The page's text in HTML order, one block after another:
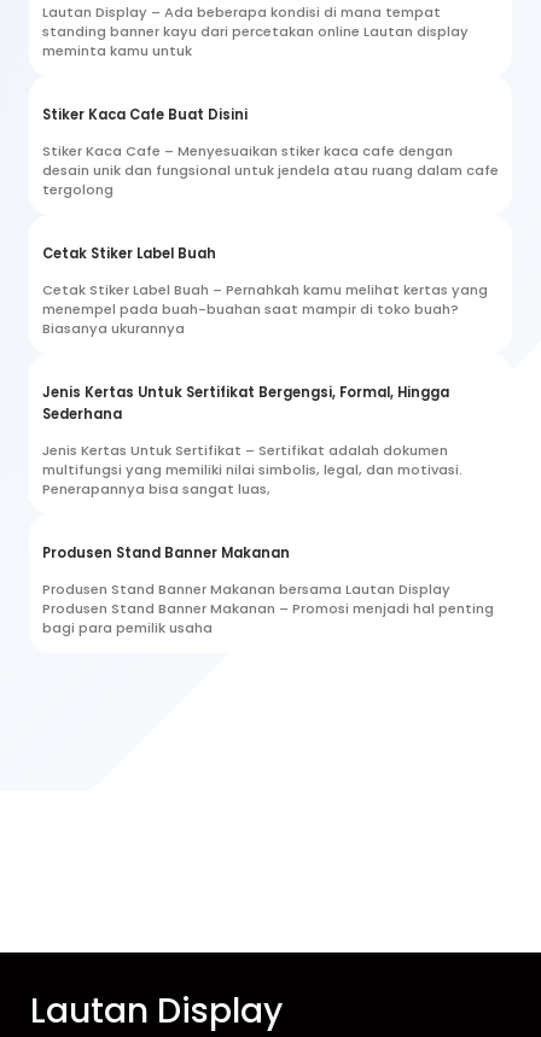
Lautan Display – Ada beberapa kondisi di mana tempat
standing banner kayu dari percetakan online Lautan display
meminta kamu untuk
Stiker Kaca Cafe Buat Disini
Stiker Kaca Cafe – Menyesuaikan stiker kaca cafe dengan
desain unik dan fungsional untuk jendela atau ruang dalam cafe
tergolong
Cetak Stiker Label Buah
Cetak Stiker Label Buah – Pernahkah kamu melihat kertas yang
menempel pada buah-buahan saat mampir di toko buah?
Biasanya ukurannya
Jenis Kertas Untuk Sertifikat Bergengsi, Formal, Hingga
Sederhana
Jenis Kertas Untuk Sertifikat – Sertifikat adalah dokumen
multifungsi yang memiliki nilai simbolis, legal, dan motivasi.
Penerapannya bisa sangat luas,
Produsen Stand Banner Makanan
Produsen Stand Banner Makanan bersama Lautan Display
Produsen Stand Banner Makanan – Promosi menjadi hal penting
bagi para pemilik usaha
Lautan Display